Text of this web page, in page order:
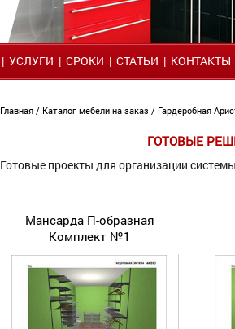
| УСЛУГИ | СРОКИ | СТАТЬИ | КОНТАКТЫ
Главная / Каталог мебели на заказ / Гардеробная
ГОТОВЫЕ
Готовые проекты для организации
Мансарда П-образная
Комплект №1